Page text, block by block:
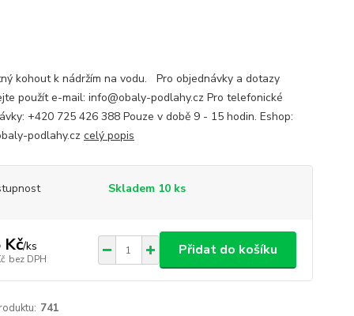
kohout k nádržím na vodu. Pro objednávky a dotazy
použít e-mail: info@obaly-podlahy.cz Pro telefonické
+420 725 426 388 Pouze v době 9 - 15 hodin. Eshop:
podlahy.cz celý popis
Skladem 10 ks
Kč/ks
bez DPH
Přidat do košíku
741